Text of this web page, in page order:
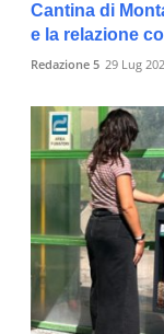
Cantina di
e la relazione
Redazione 5 29 Lug